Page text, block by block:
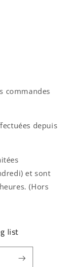
commandes
depuis
et sont
(Hors
list